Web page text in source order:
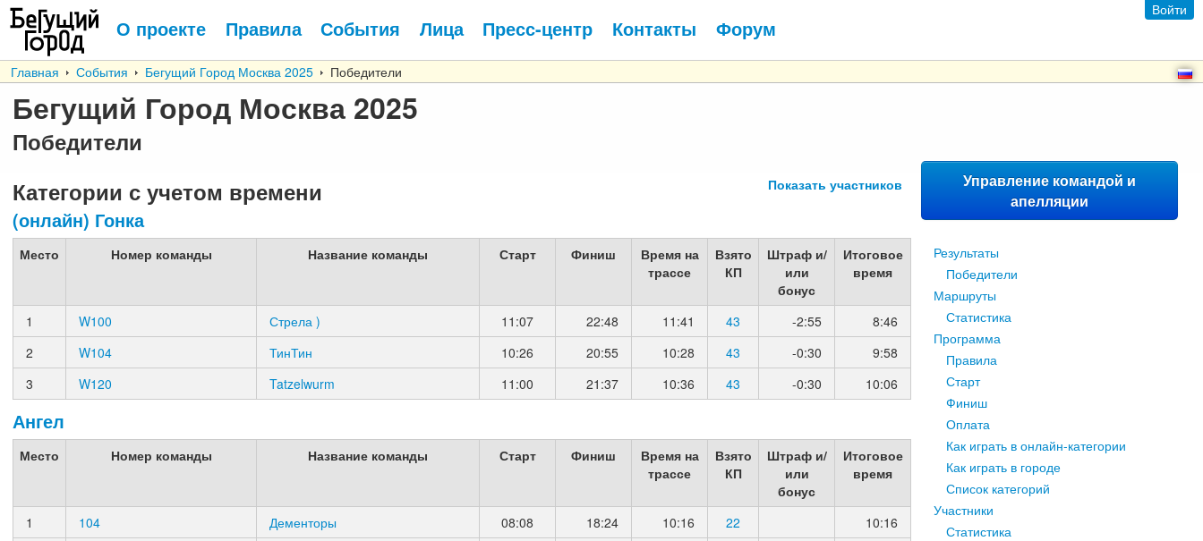
Войти
О проекте Правила События Лица Пресс-центр Контакты Форум
Главная События Бегущий Город Москва 2025 Победители
Бегущий Город Москва 2025
Победители
Управление командой и
апелляции
Результаты
Победители
Маршруты
Статистика
Программа
Правила
Старт
Финиш
Оплата
Как играть в онлайн-категории
Как играть в городе
Список категорий
Участники
Статистика
Показать участников
Категории с учетом времени
(онлайн) Гонка
Место Номер команды Название команды Старт Финиш
Время на
трассе
Взято
КП
Штраф и/
или
бонус
Итоговое
время
1 W100 Стрела ) 11:07 22:48 11:41 43 -2:55
8:46
2
W104 ТинТин 10:26 20:55 10:28 43 -0:30
9:58
3
W120 Tatzelwurm 11:00 21:37 10:36 43 -0:30 10:06
Ангел
Место Номер команды Название команды Старт Финиш
Время на
трассе
Взято
КП
Штраф и/
или
бонус
Итоговое
время
1 104 Дементоры 08:08 18:24 10:16 22
10:16